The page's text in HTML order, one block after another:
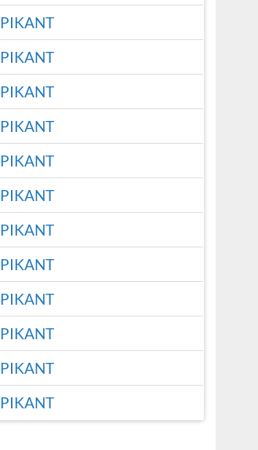
PIKANT
PIKANT
PIKANT
PIKANT
PIKANT
PIKANT
PIKANT
PIKANT
PIKANT
PIKANT
PIKANT
PIKANT